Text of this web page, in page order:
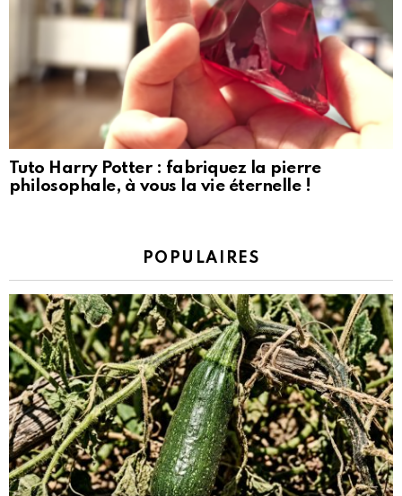
Tuto Harry Potter : fabriquez la pierre
philosophale, à vous la vie éternelle !
POPULAIRES